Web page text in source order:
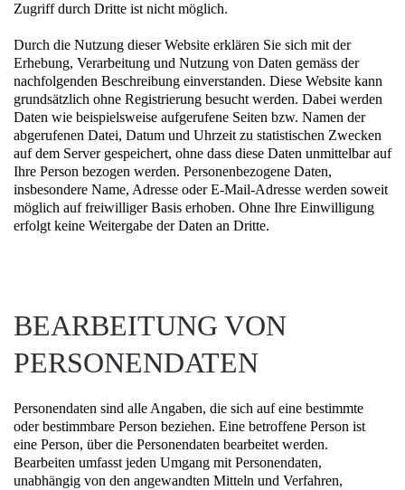
Zugriff durch Dritte ist nicht möglich.
Durch die Nutzung dieser Website erklären Sie sich mit der
Erhebung, Verarbeitung und Nutzung von Daten gemäss der
nachfolgenden Beschreibung einverstanden. Diese Website kann
grundsätzlich ohne Registrierung besucht werden. Dabei werden
Daten wie beispielsweise aufgerufene Seiten bzw. Namen der
abgerufenen Datei, Datum und Uhrzeit zu statistischen Zwecken
auf dem Server gespeichert, ohne dass diese Daten unmittelbar auf
Ihre Person bezogen werden. Personenbezogene Daten,
insbesondere Name, Adresse oder E-Mail-Adresse werden soweit
möglich auf freiwilliger Basis erhoben. Ohne Ihre Einwilligung
erfolgt keine Weitergabe der Daten an Dritte.
BEARBEITUNG VON
PERSONENDATEN
Personendaten sind alle Angaben, die sich auf eine bestimmte
oder bestimmbare Person beziehen. Eine betroffene Person ist
eine Person, über die Personendaten bearbeitet werden.
Bearbeiten umfasst jeden Umgang mit Personendaten,
unabhängig von den angewandten Mitteln und Verfahren,